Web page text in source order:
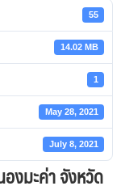
55
14.02 MB
1
May 28, 2021
July 8, 2021
งมะค่า จังหวัด